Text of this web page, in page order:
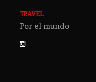
TRAVEL
Por el mundo